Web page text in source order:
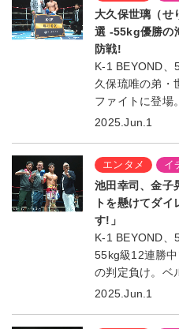
大久保世璃（せ
選 -55kg優勝の
防戦!
K-1 BEYOND、
久保琉唯の弟・
ファイトに登場
2025.Jun.1
エンタメ イ
池田幸司、金子
トを懸けてダイ
す!」
K-1 BEYOND、
55kg級12連勝
の判定負け。ベ
2025.Jun.1